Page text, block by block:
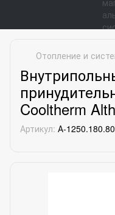
Отопление и
Cooltherm
Артикул: А-